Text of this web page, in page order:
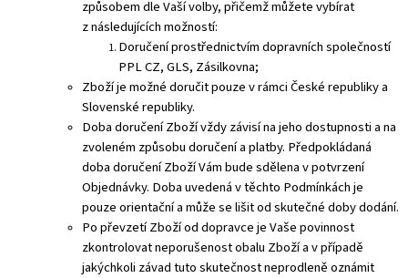
způsobem dle Vaší volby, přičemž můžete vybírat
z následujících možností:
Doručení prostřednictvím dopravních společností
PPL CZ, GLS, Zásilkovna;
Zboží je možné doručit pouze v rámci České republiky a
Slovenské republiky.
Doba doručení Zboží vždy závisí na jeho dostupnosti a na
zvoleném způsobu doručení a platby. Předpokládaná
doba doručení Zboží Vám bude sdělena v potvrzení
Objednávky. Doba uvedená v těchto Podmínkách je
pouze orientační a může se lišit od skutečné doby dodání.
Po převzetí Zboží od dopravce je Vaše povinnost
zkontrolovat neporušenost obalu Zboží a v případě
jakýchkoli závad tuto skutečnost neprodleně oznámit